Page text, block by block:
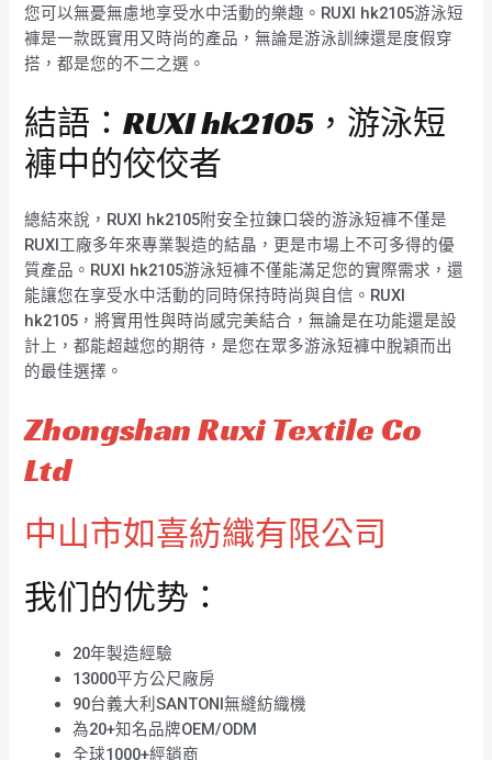
您可以無憂無慮地享受水中活動的樂趣。RUXI hk2105游泳短
褲是一款既實用又時尚的產品，無論是游泳訓練還是度假穿
搭，都是您的不二之選。
結語：RUXI hk2105，游泳短
褲中的佼佼者
總結來說，RUXI hk2105附安全拉鍊口袋的游泳短褲不僅是
RUXI工廠多年來專業製造的結晶，更是市場上不可多得的優
質產品。RUXI hk2105游泳短褲不僅能滿足您的實際需求，還
能讓您在享受水中活動的同時保持時尚與自信。RUXI
hk2105，將實用性與時尚感完美結合，無論是在功能還是設
計上，都能超越您的期待，是您在眾多游泳短褲中脫穎而出
的最佳選擇。
Zhongshan Ruxi Textile Co
Ltd
中山市如喜紡織有限公司
我们的优势：
20年製造經驗
13000平方公尺廠房
90台義大利SANTONI無縫紡織機
為20+知名品牌OEM/ODM
全球1000+經銷商